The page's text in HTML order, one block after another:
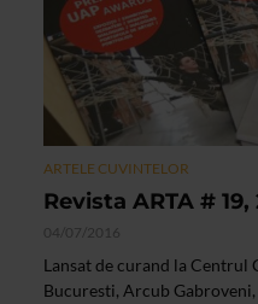
ARTELE CUVINTELOR
Revista ARTA # 19,
04/07/2016
Lansat de curand la
Bucuresti, Arcub